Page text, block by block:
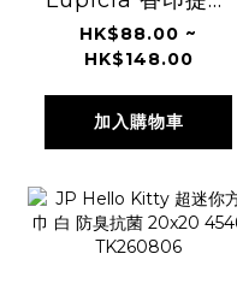
檸檬路易波士茶 冷
泡茶包 9224
TK260806
HK$88.00 ~
HK$148.00
加入購物車